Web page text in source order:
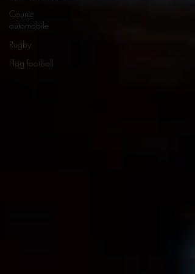
Course
automobile
Rugby
Flag football